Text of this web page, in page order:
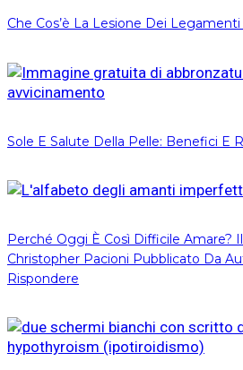
Che Cos’è La Lesione Dei Legamenti
Sole E Salute Della Pelle: Benefici E
Perché Oggi È Così Difficile Amare?
Christopher Pacioni Pubblicato Da
Rispondere